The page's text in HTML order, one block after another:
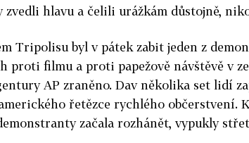
zvedli hlavu a čelili urážkám důstojně,
Tripolisu byl v pátek zabit jeden z
proti filmu a proti papežově návštěvě v
AP zraněno. Dav několika set lidí
řetězce rychlého občerstvení.
začala rozhánět, vypukly